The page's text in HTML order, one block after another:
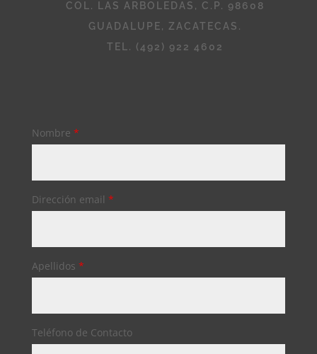
COL. LAS ARBOLEDAS, C.P. 98608
GUADALUPE, ZACATECAS.
TEL. (492) 922 4602
Nombre *
Dirección email *
Apellidos *
Teléfono de Contacto